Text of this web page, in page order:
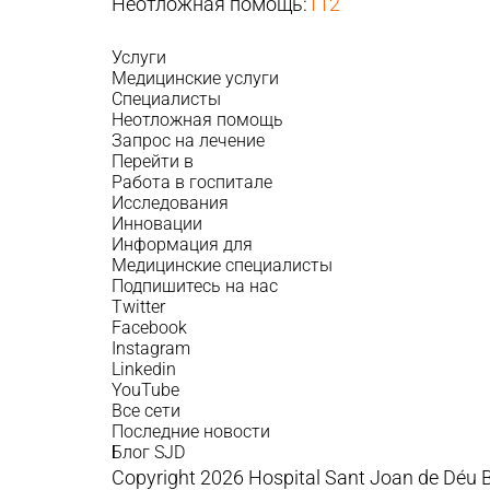
Услуги
Медицинские услуги
Специалисты
Неотложная помощь
Запрос на лечение
Перейти в
Работа в госпитале
Исследования
Инновации
Информация для
Медицинские специалисты
Подпишитесь на нас
Twitter
Facebook
Instagram
Linkedin
YouTube
Все сети
Последние новости
Блог SJD
Copyright 2026 Hospital Sant Joan de Déu